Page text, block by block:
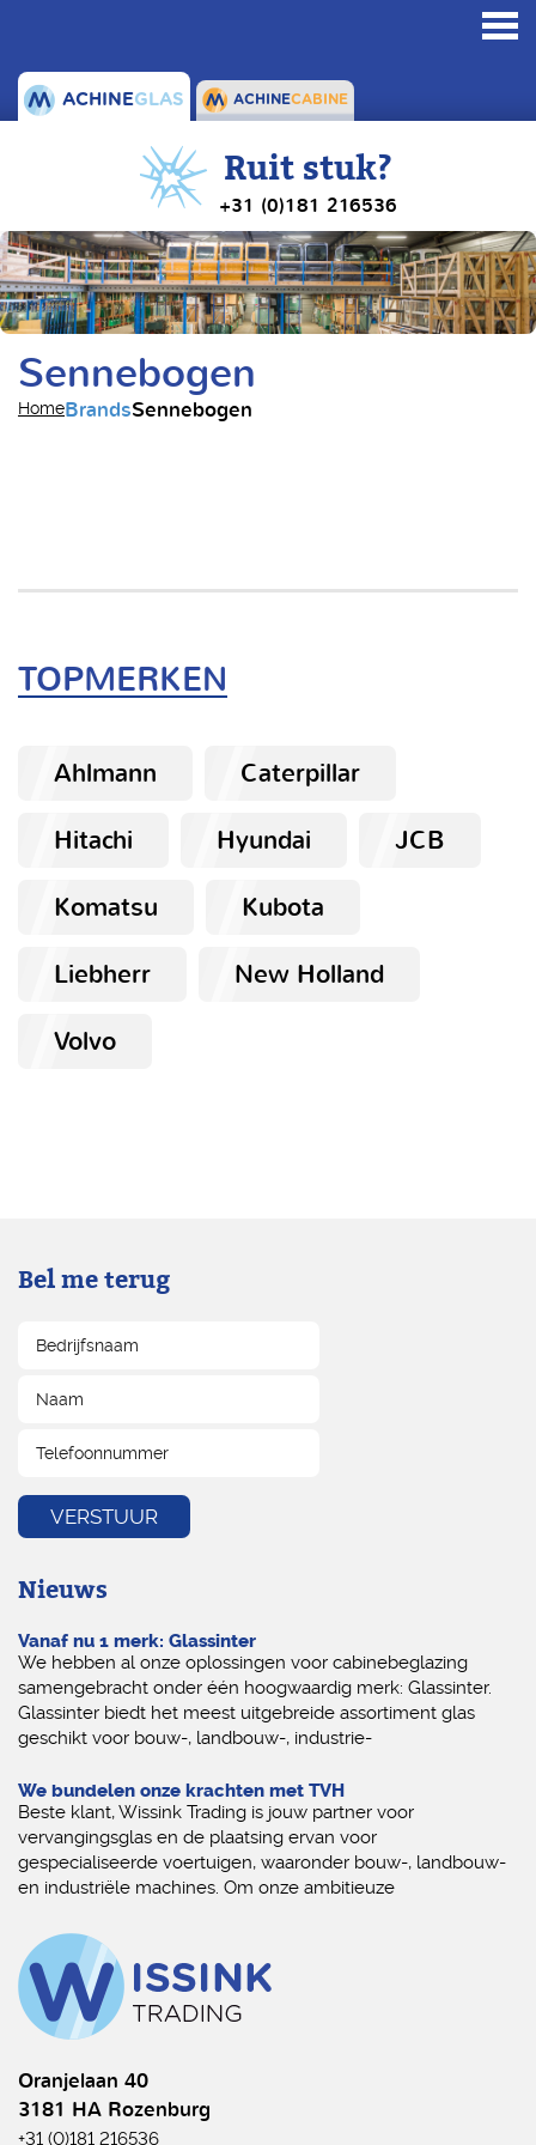
ACHINEGLAS ACHINECABINE
Ruit stuk?
+31 (0)181 216536
Sennebogen
HomeBrandsSennebogen
TOPMERKEN
Ahlmann
Caterpillar
Hitachi
Hyundai
JCB
Komatsu
Kubota
Liebherr
New Holland
Volvo
Bel me terug
Nieuws
Vanaf nu 1 merk: Glassinter
We hebben al onze oplossingen voor cabinebeglazing
samengebracht onder één hoogwaardig merk: Glassinter.
Glassinter biedt het meest uitgebreide assortiment glas
geschikt voor bouw-, landbouw-, industrie-
We bundelen onze krachten met TVH
Beste klant, Wissink Trading is jouw partner voor
vervangingsglas en de plaatsing ervan voor
gespecialiseerde voertuigen, waaronder bouw-, landbouw-
en industriële machines. Om onze ambitieuze
Oranjelaan 40
3181 HA Rozenburg
+31 (0)181 216536